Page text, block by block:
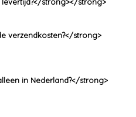
verzendkosten?</strong>
in Nederland?</strong>